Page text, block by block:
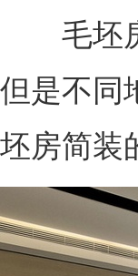
毛坯房
但是不同
坯房简装